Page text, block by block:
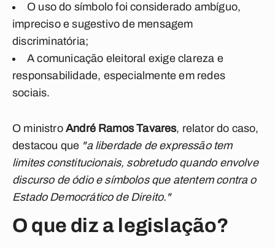
O uso do símbolo foi considerado ambíguo,
impreciso e sugestivo de mensagem
discriminatória;
A comunicação eleitoral exige clareza e
responsabilidade, especialmente em redes
sociais.
O ministro André Ramos Tavares, relator do caso,
destacou que "a liberdade de expressão tem
limites constitucionais, sobretudo quando envolve
discurso de ódio e símbolos que atentem contra o
Estado Democrático de Direito."
O que diz a legislação?